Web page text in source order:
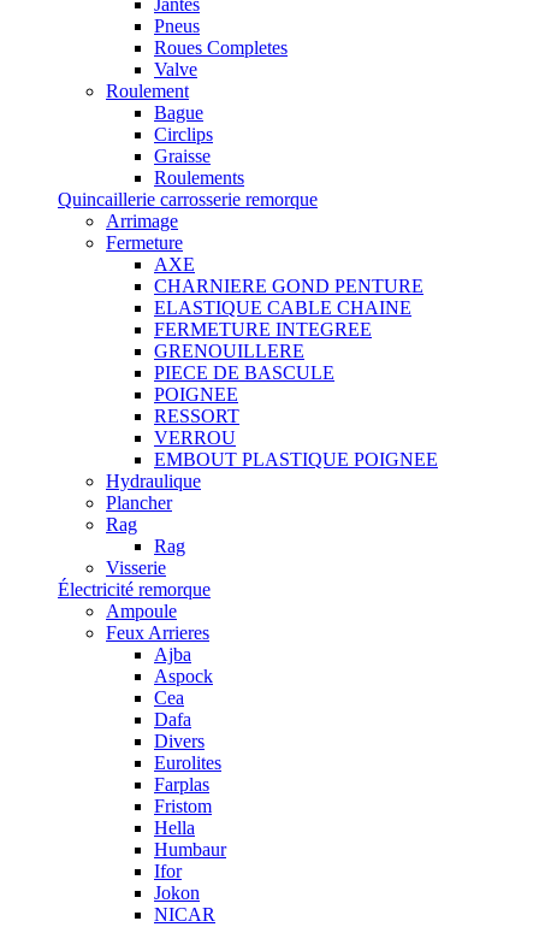
Jantes
Pneus
Roues Completes
Valve
Roulement
Bague
Circlips
Graisse
Roulements
Quincaillerie carrosserie remorque
Arrimage
Fermeture
AXE
CHARNIERE GOND PENTURE
ELASTIQUE CABLE CHAINE
FERMETURE INTEGREE
GRENOUILLERE
PIECE DE BASCULE
POIGNEE
RESSORT
VERROU
EMBOUT PLASTIQUE POIGNEE
Hydraulique
Plancher
Rag
Rag
Visserie
Électricité remorque
Ampoule
Feux Arrieres
Ajba
Aspock
Cea
Dafa
Divers
Eurolites
Farplas
Fristom
Hella
Humbaur
Ifor
Jokon
NICAR